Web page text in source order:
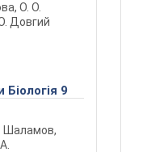
О. О.
Довгий
Біологія 9
Шаламов,